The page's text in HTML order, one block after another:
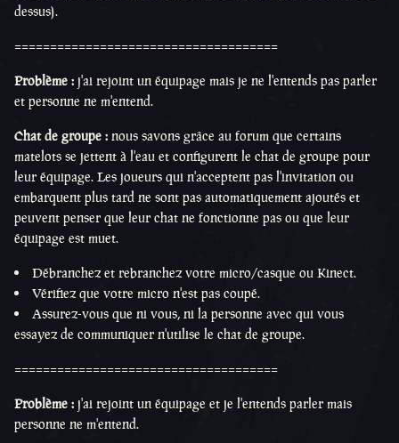
dessus).
=====================================
Problème : j'ai rejoint un équipage mais je ne l'entends pas parler
et personne ne m'entend.
Chat de groupe : nous savons grâce au forum que certains
matelots se jettent à l'eau et configurent le chat de groupe pour
leur équipage. Les joueurs qui n'acceptent pas l'invitation ou
embarquent plus tard ne sont pas automatiquement ajoutés et
peuvent penser que leur chat ne fonctionne pas ou que leur
équipage est muet.
Débranchez et rebranchez votre micro/casque ou Kinect.
Vérifiez que votre micro n'est pas coupé.
Assurez-vous que ni vous, ni la personne avec qui vous
essayez de communiquer n'utilise le chat de groupe.
=====================================
Problème : j'ai rejoint un équipage et je l'entends parler mais
personne ne m'entend.